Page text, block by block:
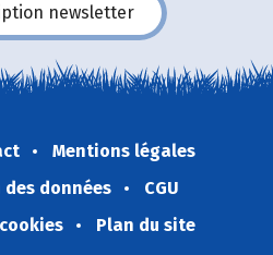
newsletter
Mentions légales
données
CGU
Plan du site